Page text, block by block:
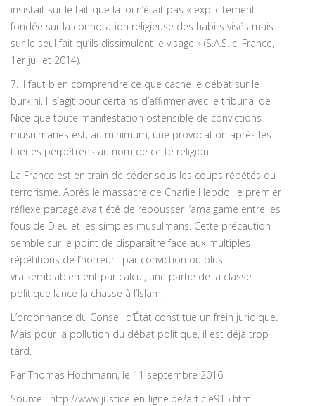
insistait sur le fait que la loi n’était pas « explicitement
fondée sur la connotation religieuse des habits visés mais
sur le seul fait qu’ils dissimulent le visage » (S.A.S. c. France,
1er juillet 2014).
7. Il faut bien comprendre ce que cache le débat sur le
burkini. Il s’agit pour certains d’affirmer avec le tribunal de
Nice que toute manifestation ostensible de convictions
musulmanes est, au minimum, une provocation après les
tueries perpétrées au nom de cette religion.
La France est en train de céder sous les coups répétés du
terrorisme. Après le massacre de Charlie Hebdo, le premier
réflexe partagé avait été de repousser l’amalgame entre les
fous de Dieu et les simples musulmans. Cette précaution
semble sur le point de disparaître face aux multiples
répétitions de l’horreur : par conviction ou plus
vraisemblablement par calcul, une partie de la classe
politique lance la chasse à l’Islam.
L’ordonnance du Conseil d’État constitue un frein juridique.
Mais pour la pollution du débat politique, il est déjà trop
tard.
Par Thomas Hochmann, le 11 septembre 2016
Source : http://www.justice-en-ligne.be/article915.html